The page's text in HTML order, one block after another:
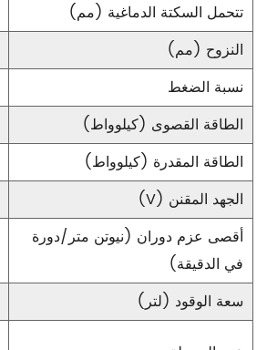
تتحمل السكتة الدماغية (مم)
النزوح (مم)
نسبة الضغط
الطاقة القصوى (كيلوواط)
الطاقة المقدرة (كيلوواط)
الجهد المقنن (V)
أقصى عزم دوران (نيوتن متر/دورة
في الدقيقة)
سعة الوقود (لتر)